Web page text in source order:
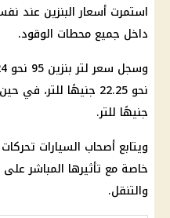
استمرت أسعار البنزين عند
داخل جميع محطات الوقود.
جنيهًا للتر.
ويتابع أصحاب السيارات
خاصة مع تأثيرها المباشر
والتنقل.